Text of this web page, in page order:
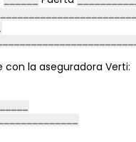
con la aseguradora Verti: